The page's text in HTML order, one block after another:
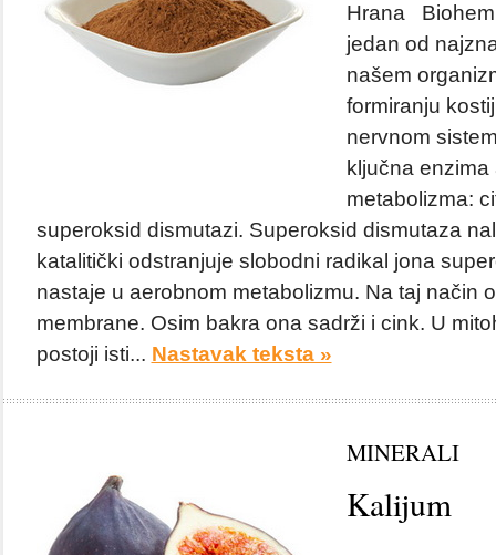
Hrana
jedan od
našem
formiranju
nervnom
ključna
metabolizma:
superoksid dismutazi. Superoksid dismutaza
katalitički odstranjuje slobodni radikal jona
nastaje u aerobnom metabolizmu. Na taj način
membrane. Osim bakra ona sadrži i cink. U
postoji isti... Nastavak teksta »
MINERALI
Kalijum